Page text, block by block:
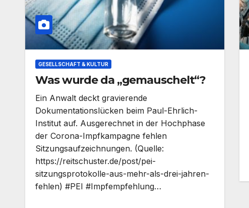
GESELLSCHAFT & KULTUR
Was wurde da „gemauschelt“?
Ein Anwalt deckt gravierende
Dokumentationslücken beim Paul-Ehrlich-
Institut auf. Ausgerechnet in der Hochphase
der Corona-Impfkampagne fehlen
Sitzungsaufzeichnungen. (Quelle:
https://reitschuster.de/post/pei-
sitzungsprotokolle-aus-mehr-als-drei-jahren-
fehlen) #PEI #Impfempfehlung…